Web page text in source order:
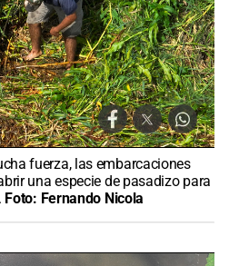
fuerza, las embarcaciones
una especie de pasadizo para
Foto: Fernando Nicola